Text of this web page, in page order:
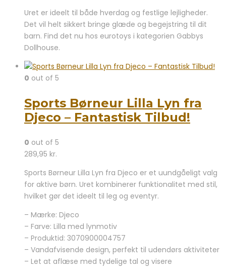
Uret er ideelt til både hverdag og festlige lejligheder.
Det vil helt sikkert bringe glæde og begejstring til dit
barn. Find det nu hos eurotoys i kategorien Gabbys
Dollhouse.
0 out of 5
Sports Børneur Lilla Lyn fra
Djeco – Fantastisk Tilbud!
0 out of 5
289,95 kr.
Sports Børneur Lilla Lyn fra Djeco er et uundgåeligt valg
for aktive børn. Uret kombinerer funktionalitet med stil,
hvilket gør det ideelt til leg og eventyr.
– Mærke: Djeco
– Farve: Lilla med lynmotiv
– Produktid: 3070900004757
– Vandafvisende design, perfekt til udendørs aktiviteter
– Let at aflæse med tydelige tal og visere